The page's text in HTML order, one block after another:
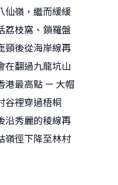
仙嶺，繼而緩緩
荔枝窩、鎖羅盤
頸後從海岸線再
在翻過九龍坑山
港最高點 — 大帽
谷裡穿過梧桐
沿秀麗的稜線再
嶺徑下降至林村